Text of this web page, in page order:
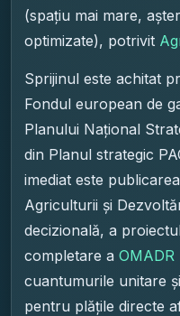
(spațiu mai mare,
optimizate), potrivit
Sprijinul este achitat
Fondul european de
Planului Național
din Planul strategic
imediat este
Agriculturii și
decizională, a
completare a
cuantumurile unitare
pentru plățile directe